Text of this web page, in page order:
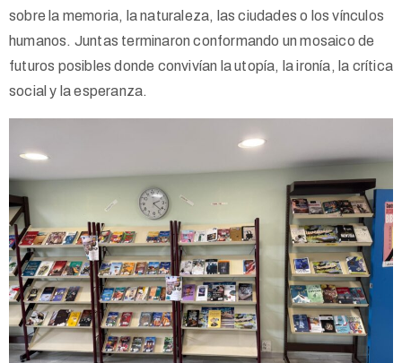
sobre la memoria, la naturaleza, las ciudades o los vínculos
humanos. Juntas terminaron conformando un mosaico de
futuros posibles donde convivían la utopía, la ironía, la crítica
social y la esperanza.